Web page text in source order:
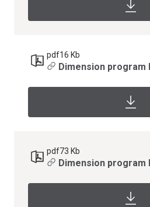
pdf16 Kb
Dimension program
pdf73 Kb
Dimension program